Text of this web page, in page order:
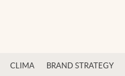
CLIMA BRAND STRATEGY